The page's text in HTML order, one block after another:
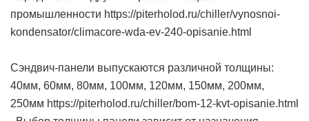
промышленности https://piterholod.ru/chiller/vynosnoi-
kondensator/climacore-wda-ev-240-opisanie.html
Сэндвич-панели выпускаются различной толщины:
40мм, 60мм, 80мм, 100мм, 120мм, 150мм, 200мм,
250мм https://piterholod.ru/chiller/bom-12-kvt-opisanie.html